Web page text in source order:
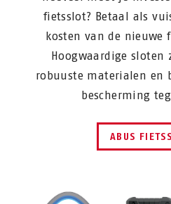
fietsslot? Betaal als
kosten van de nieuwe
Hoogwaardige
robuuste materialen en
bescherming
ABUS